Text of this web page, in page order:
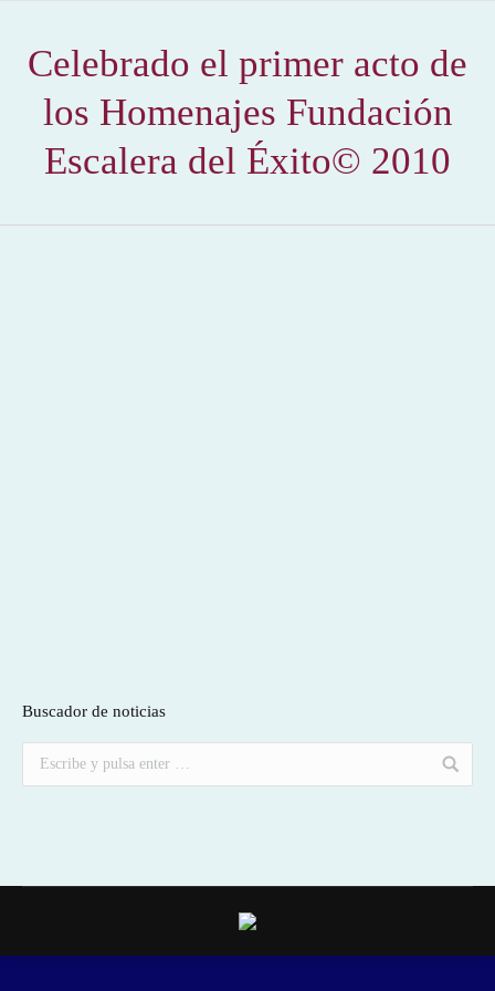
Celebrado el primer acto de
los Homenajes Fundación
Escalera del Éxito© 2010
Buscador de noticias